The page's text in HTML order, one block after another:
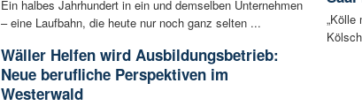
Ein halbes Jahrhundert in ein und demselben Unternehmen
– eine Laufbahn, die heute nur noch ganz selten ...
Wäller Helfen wird Ausbildungsbetrieb:
Neue berufliche Perspektiven im
Westerwald
„Kölle